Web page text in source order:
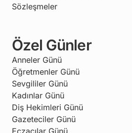
Sözleşmeler
Özel Günler
Anneler Günü
Öğretmenler Günü
Sevgililer Günü
Kadınlar Günü
Diş Hekimleri Günü
Gazeteciler Günü
Eczacılar Günü